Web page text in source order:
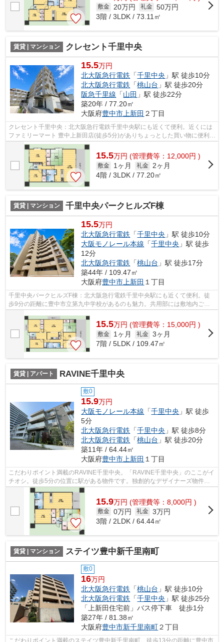
敷金 20万円 礼金 50万円
3階 / 3LDK / 73.11㎡
賃貸 | マンション クレセント千里中央
15.5万円
北大阪急行電鉄 「千里中央 」駅 徒歩10分
北大阪急行電鉄 「桃山台 」駅 徒歩20分
阪急千里線 「山田 」駅 徒歩22分
築20年 / 77.20㎡
大阪府豊中市 上新田 ２丁目
クレセント千里中央：北大阪急行電鉄千里中央駅にも近くて便利。近くには
ファミリーマート 豊中上新田店(徒歩5分)がありちょっとした買い物に便利で
す。空気の入れ替えも簡単におこな...
15.5万円 (管理費等：12,000円 )
敷金 1ヶ月 礼金 2ヶ月
4階 / 3LDK / 77.20㎡
賃貸 | マンション 千里中央パークヒルズF棟
15.5万円
北大阪急行電鉄 「千里中央 」駅 徒歩10分
大阪モノレール本線 「千里中央 」駅 徒歩
12分
北大阪急行電鉄 「桃山台 」駅 徒歩17分
築44年 / 109.47㎡
大阪府豊中市 上新田 １丁目
千里中央パークヒルズF棟：北大阪急行電鉄千里中央駅にも近くて便利。徒
歩9分の距離に豊中市立第九中学校があるのも魅力。共用部には敷地内ごみ
置き場・エレベータなど様々な設備やサ...
15.5万円 (管理費等：15,000円 )
敷金 1ヶ月 礼金 3ヶ月
7階 / 5LDK / 109.47㎡
賃貸 | アパート RAVINE千里中央
敷0
15.9万円
大阪モノレール本線 「千里中央 」駅 徒歩
5分
北大阪急行電鉄 「千里中央 」駅 徒歩8分
北大阪急行電鉄 「桃山台 」駅 徒歩20分
築11年 / 64.44㎡
大阪府豊中市上新田 １丁目
こだわりポイント満載のRAVINE千里中央。「RAVINE千里中央」のここがイ
チオシ。徒歩5分の位置に駅がある物件です。独創的なデザイナーズ物件
で、ご好評いただいています。豊中市エリア...
15.9万円 (管理費等：8,000円 )
敷金 0万円 礼金 3万円
3階 / 2LDK / 64.44㎡
賃貸 | マンション ステイツ豊中新千里南町
敷0
16万円
北大阪急行電鉄 「桃山台 」駅 徒歩10分
北大阪急行電鉄 「千里中央 」駅 徒歩25分
「上新田住宅前」バス停下車 徒歩1分
築27年 / 81.38㎡
大阪府豊中市新千里南町２丁目
こだわりポイント満載のステイツ豊中新千里南町。徒歩13分の距離に豊中市